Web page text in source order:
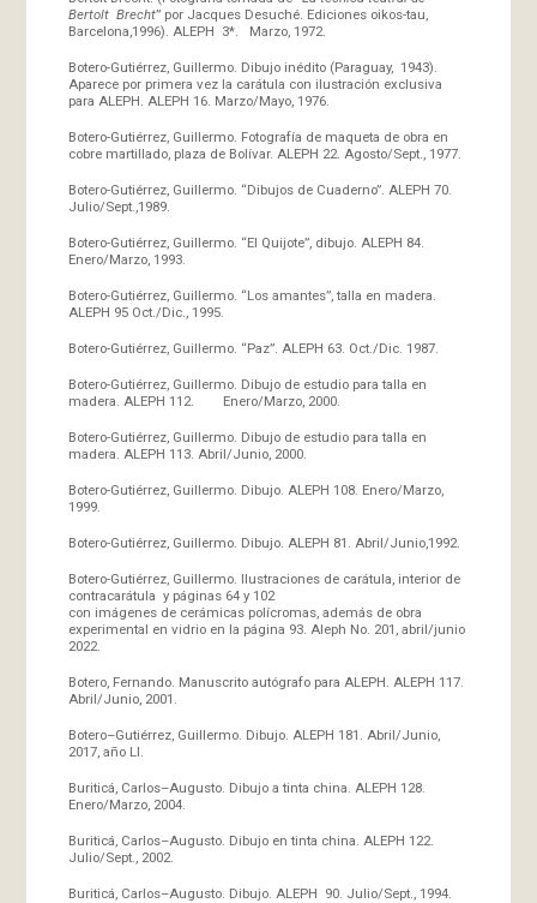
Bertolt Brecht” por Jacques Desuché. Ediciones oikos-tau,
Barcelona,1996). ALEPH 3*. Marzo, 1972.
Botero-Gutiérrez, Guillermo. Dibujo inédito (Paraguay, 1943).
Aparece por primera vez la carátula con ilustración exclusiva
para ALEPH. ALEPH 16. Marzo/Mayo, 1976.
Botero-Gutiérrez, Guillermo. Fotografía de maqueta de obra en
cobre martillado, plaza de Bolívar. ALEPH 22. Agosto/Sept., 1977.
Botero-Gutiérrez, Guillermo. “Dibujos de Cuaderno”. ALEPH 70.
Julio/Sept.,1989.
Botero-Gutiérrez, Guillermo. “El Quijote”, dibujo. ALEPH 84.
Enero/Marzo, 1993.
Botero-Gutiérrez, Guillermo. “Los amantes”, talla en madera.
ALEPH 95 Oct./Dic., 1995.
Botero-Gutiérrez, Guillermo. “Paz”. ALEPH 63. Oct./Dic. 1987.
Botero-Gutiérrez, Guillermo. Dibujo de estudio para talla en
madera. ALEPH 112. Enero/Marzo, 2000.
Botero-Gutiérrez, Guillermo. Dibujo de estudio para talla en
madera. ALEPH 113. Abril/Junio, 2000.
Botero-Gutiérrez, Guillermo. Dibujo. ALEPH 108. Enero/Marzo,
1999.
Botero-Gutiérrez, Guillermo. Dibujo. ALEPH 81. Abril/Junio,1992.
Botero-Gutiérrez, Guillermo. Ilustraciones de carátula, interior de
contracarátula y páginas 64 y 102
con imágenes de cerámicas polícromas, además de obra
experimental en vidrio en la página 93. Aleph No. 201, abril/junio
2022.
Botero, Fernando. Manuscrito autógrafo para ALEPH. ALEPH 117.
Abril/Junio, 2001.
Botero–Gutiérrez, Guillermo. Dibujo. ALEPH 181. Abril/Junio,
2017, año LI.
Buriticá, Carlos–Augusto. Dibujo a tinta china. ALEPH 128.
Enero/Marzo, 2004.
Buriticá, Carlos–Augusto. Dibujo en tinta china. ALEPH 122.
Julio/Sept., 2002.
Buriticá, Carlos–Augusto. Dibujo. ALEPH 90. Julio/Sept., 1994.